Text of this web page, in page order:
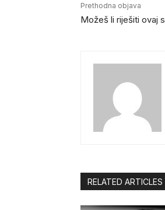
Prethodna objava
Možeš li riješiti ovaj
RELATED ARTICLES